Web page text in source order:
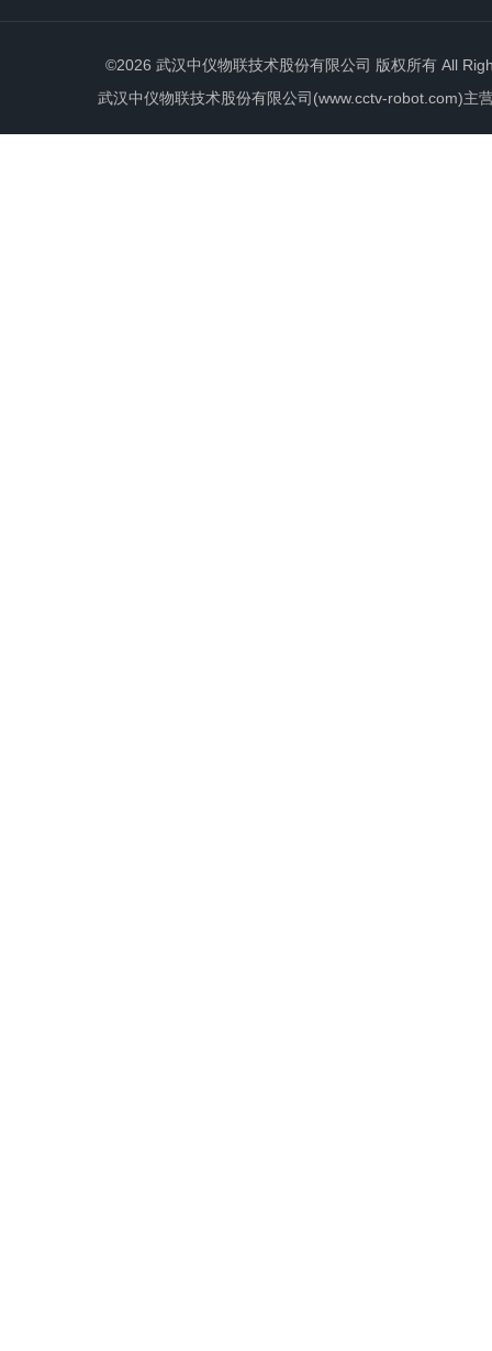
©2026 武汉中仪物联技术股份有限公司 版权所有 All
武汉中仪物联技术股份有限公司(www.cctv-robot.com)主